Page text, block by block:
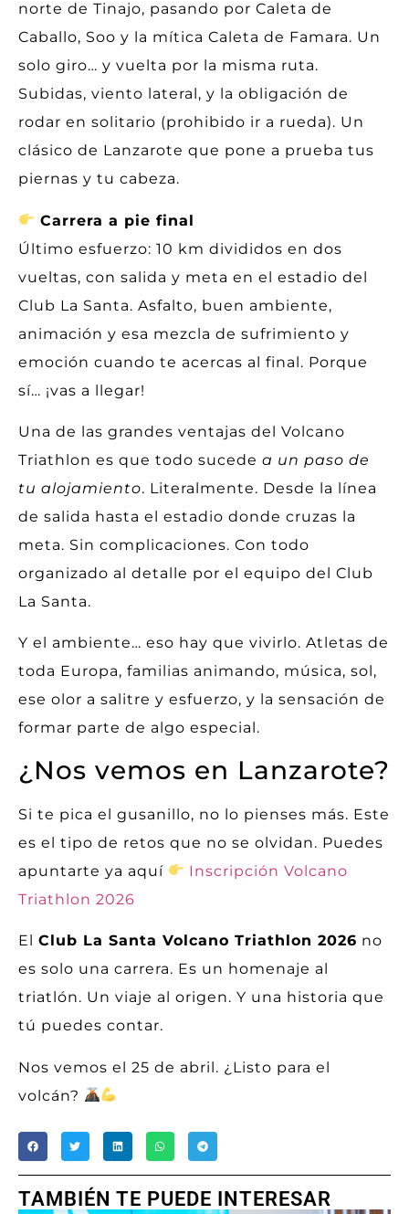
norte de Tinajo, pasando por Caleta de
Caballo, Soo y la mítica Caleta de Famara. Un
solo giro… y vuelta por la misma ruta.
Subidas, viento lateral, y la obligación de
rodar en solitario (prohibido ir a rueda). Un
clásico de Lanzarote que pone a prueba tus
piernas y tu cabeza.
Carrera a pie final
Último esfuerzo: 10 km divididos en dos
vueltas, con salida y meta en el estadio del
Club La Santa. Asfalto, buen ambiente,
animación y esa mezcla de sufrimiento y
emoción cuando te acercas al final. Porque
sí… ¡vas a llegar!
Una de las grandes ventajas del Volcano
Triathlon es que todo sucede a un paso de
tu alojamiento. Literalmente. Desde la línea
de salida hasta el estadio donde cruzas la
meta. Sin complicaciones. Con todo
organizado al detalle por el equipo del Club
La Santa.
Y el ambiente… eso hay que vivirlo. Atletas de
toda Europa, familias animando, música, sol,
ese olor a salitre y esfuerzo, y la sensación de
formar parte de algo especial.
¿Nos vemos en Lanzarote?
Si te pica el gusanillo, no lo pienses más. Este
es el tipo de retos que no se olvidan. Puedes
apuntarte ya aquí
Inscripción Volcano
Triathlon 2026
El Club La Santa Volcano Triathlon 2026 no
es solo una carrera. Es un homenaje al
triatlón. Un viaje al origen. Y una historia que
tú puedes contar.
Nos vemos el 25 de abril. ¿Listo para el
volcán?
TAMBIÉN TE PUEDE INTERESAR